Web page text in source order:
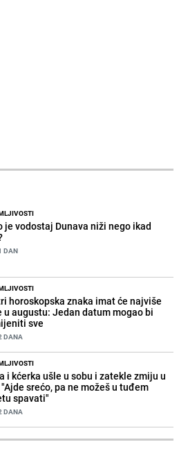
je vodostaj Dunava niži nego ikad
DAN
horoskopska znaka imat će najviše
u augustu: Jedan datum mogao bi
sve
DANA
i kćerka ušle u sobu i zatekle zmiju u
srećo, pa ne možeš u tuđem
spavati"
DANA